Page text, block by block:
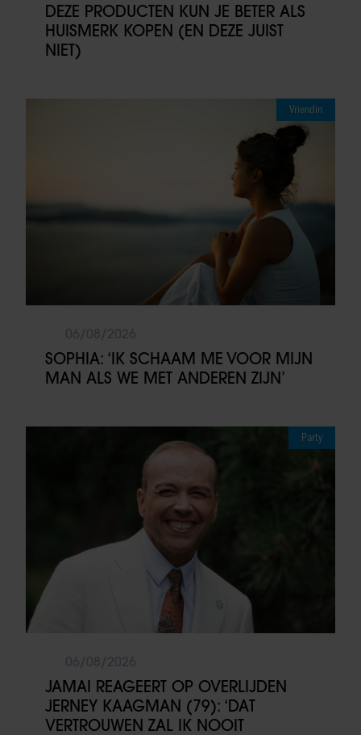
DEZE PRODUCTEN KUN JE BETER ALS
HUISMERK KOPEN (EN DEZE JUIST
NIET)
Vriendin
SOPHIA: ‘IK SCHAAM ME VOOR MIJN
MAN ALS WE MET ANDEREN ZIJN’
Party
JAMAI REAGEERT OP OVERLIJDEN
JERNEY KAAGMAN (79): ‘DAT
VERTROUWEN ZAL IK NOOIT